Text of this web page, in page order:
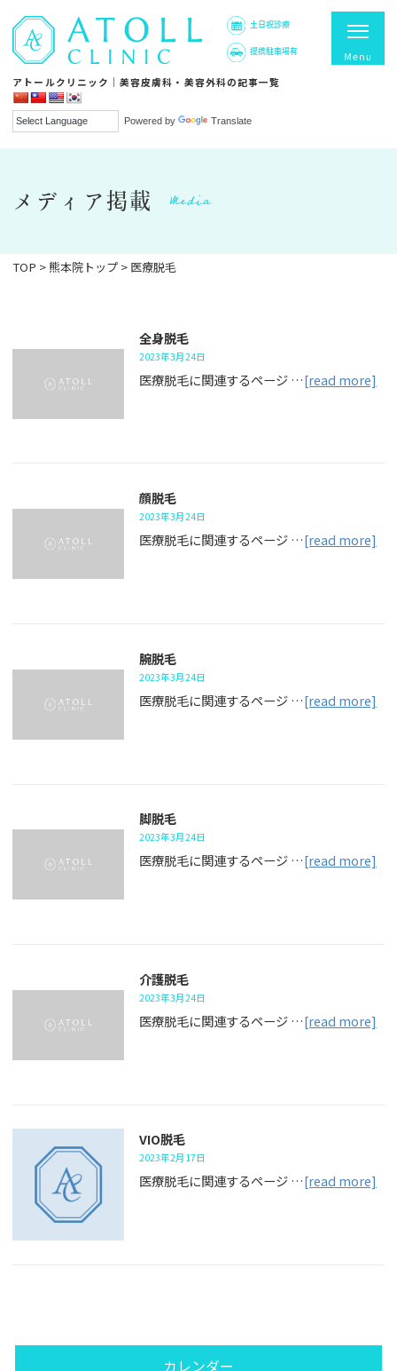
アトールクリニック｜美容皮膚科・美容外科の記事一覧
Powered by Translate
土日祝診療
提携駐車場有
メディア掲載 Media
TOP >熊本院トップ > 医療脱毛
全身脱毛
2023年3月24日
医療脱毛に関連するページ …[read more]
顔脱毛
2023年3月24日
医療脱毛に関連するページ …[read more]
腕脱毛
2023年3月24日
医療脱毛に関連するページ …[read more]
脚脱毛
2023年3月24日
医療脱毛に関連するページ …[read more]
介護脱毛
2023年3月24日
医療脱毛に関連するページ …[read more]
VIO脱毛
2023年2月17日
医療脱毛に関連するページ …[read more]
カレンダー